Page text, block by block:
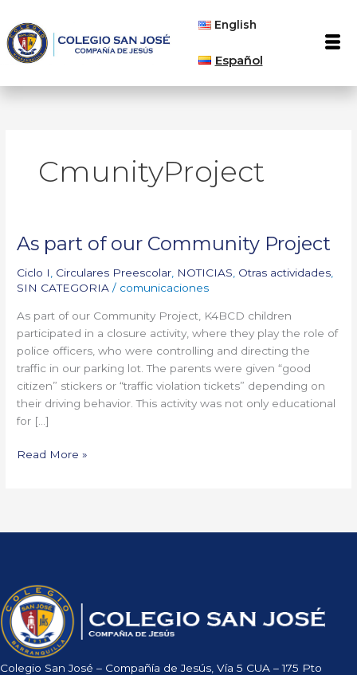
contenido
English
Español
CmunityProject
As part of our Community Project
Ciclo I Circulares Preescolar NOTICIAS Otras actividades
SIN CATEGORIA / comunicaciones
As part of our Community Project, K4BCD children
participated in a closure activity, where they play the role of
police officers, who were controlling and directing the
traffic in our parking lot. The parents were given “good
citizen” stickers or “traffic violation tickets” depending on
their driving behavior. This activity was not only educational
for […]
As
of
our
Community
Project
Read More »
Colegio San José – Compañía de Jesús, Vía 5 CUA – 175 Pto